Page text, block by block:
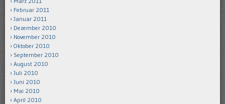
Februar 2011
Januar 2011
Dezember 2010
November 2010
Oktober 2010
September 2010
August 2010
Juli 2010
Juni 2010
Mai 2010
April 2010